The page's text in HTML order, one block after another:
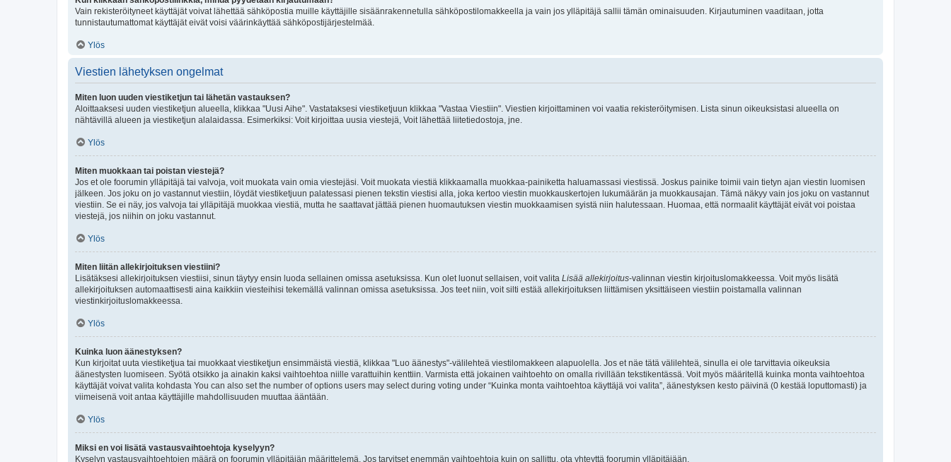
Vain rekisteröityneet käyttäjät voivat lähettää sähköpostia muille käyttäjille sisäänrakennetulla sähköpostilomakkeella ja vain jos ylläpitäjä sallii tämän ominaisuuden. Kirjautuminen vaaditaan, jotta
tunnistautumattomat käyttäjät eivät voisi väärinkäyttää sähköpostijärjestelmää.
Ylös
Viestien lähetyksen ongelmat
Miten luon uuden viestiketjun tai lähetän vastauksen?
Aloittaaksesi uuden viestiketjun alueella, klikkaa "Uusi Aihe". Vastataksesi viestiketjuun klikkaa "Vastaa Viestiin". Viestien kirjoittaminen voi vaatia rekisteröitymisen. Lista sinun oikeuksistasi alueella on
nähtävillä alueen ja viestiketjun alalaidassa. Esimerkiksi: Voit kirjoittaa uusia viestejä, Voit lähettää liitetiedostoja, jne.
Ylös
Miten muokkaan tai poistan viestejä?
Jos et ole foorumin ylläpitäjä tai valvoja, voit muokata vain omia viestejäsi. Voit muokata viestiä klikkaamalla muokkaa-painiketta haluamassasi viestissä. Joskus painike toimii vain tietyn ajan viestin luomisen
jälkeen. Jos joku on jo vastannut viestiin, löydät viestiketjuun palatessasi pienen tekstin viestisi alla, joka kertoo viestin muokkauskertojen lukumäärän ja muokkausajan. Tämä näkyy vain jos joku on vastannut
viestiin. Se ei näy, jos valvoja tai ylläpitäjä muokkaa viestiä, mutta he saattavat jättää pienen huomautuksen viestin muokkaamisen syistä niin halutessaan. Huomaa, että normaalit käyttäjät eivät voi poistaa
viestejä, jos niihin on joku vastannut.
Ylös
Miten liitän allekirjoituksen viestiini?
Lisätäksesi allekirjoituksen viestiisi, sinun täytyy ensin luoda sellainen omissa asetuksissa. Kun olet luonut sellaisen, voit valita Lisää allekirjoitus-valinnan viestin kirjoituslomakkeessa. Voit myös lisätä
allekirjoituksen automaattisesti aina kaikkiin viesteihisi tekemällä valinnan omissa asetuksissa. Jos teet niin, voit silti estää allekirjoituksen liittämisen yksittäiseen viestiin poistamalla valinnan
viestinkirjoituslomakkeessa.
Ylös
Kuinka luon äänestyksen?
Kun kirjoitat uuta viestiketjua tai muokkaat viestiketjun ensimmäistä viestiä, klikkaa "Luo äänestys"-välilehteä viestilomakkeen alapuolella. Jos et näe tätä välilehteä, sinulla ei ole tarvittavia oikeuksia
äänestysten luomiseen. Syötä otsikko ja ainakin kaksi vaihtoehtoa niille varattuihin kenttiin. Varmista että jokainen vaihtoehto on omalla rivillään tekstikentässä. Voit myös määritellä kuinka monta vaihtoehtoa
käyttäjät voivat valita kohdasta You can also set the number of options users may select during voting under “Kuinka monta vaihtoehtoa käyttäjä voi valita”, äänestyksen kesto päivinä (0 kestää loputtomasti) ja
viimeisenä voit antaa käyttäjille mahdollisuuden muuttaa ääntään.
Ylös
Miksi en voi lisätä vastausvaihtoehtoja kyselyyn?
Kyselyn vastausvaihtoehtojen määrä on foorumin ylläpitäjän määrittelemä. Jos tarvitset enemmän vaihtoehtoja kuin on sallittu, ota yhteyttä foorumin ylläpitäjään.